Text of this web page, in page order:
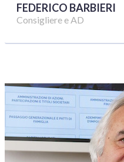
FEDERICO BARBIERI
Consigliere e AD